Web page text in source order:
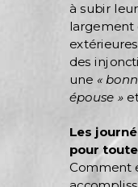
à subir
largement
des
une «
épouse »
Les
pour
Comment